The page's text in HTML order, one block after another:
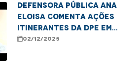
Defensora pública Ana
Eloisa comenta ações
itinerantes da DPE em
Imperatriz
02/12/2025